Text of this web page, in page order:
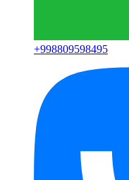
+998809598495